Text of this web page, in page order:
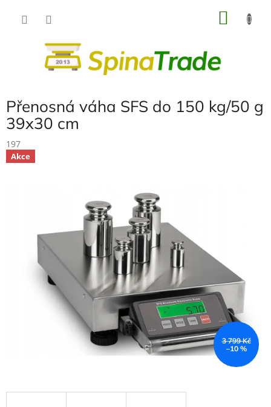
Přenosná váha SFS do 150 kg/50 g
39x30 cm
197
Akce
3 799 Kč
–10 %